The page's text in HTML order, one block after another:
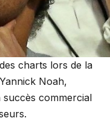
charts lors de la
Noah,
commercial